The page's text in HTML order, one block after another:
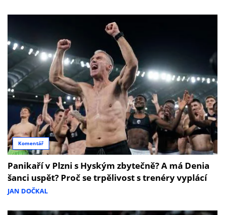
Komentář
Panikaří v Plzni s Hyským zbytečně? A má Denia
šanci uspět? Proč se trpělivost s trenéry vyplácí
JAN DOČKAL